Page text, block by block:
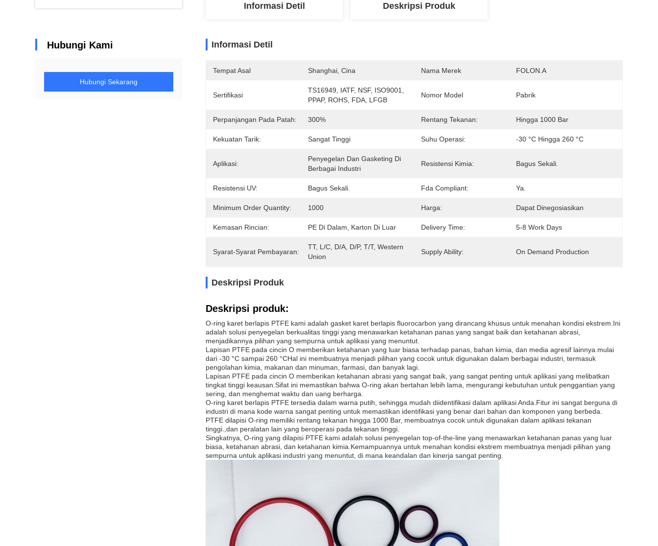
Hubungi Kami
Hubungi Sekarang
Informasi Detil Deskripsi Produk
Informasi Detil
Tempat Asal Shanghai, Cina Nama Merek FOLON.A
Sertifikasi
TS16949, IATF, NSF, ISO9001,
PPAP, ROHS, FDA, LFGB
Nomor Model Pabrik
Perpanjangan Pada Patah: 300% Rentang Tekanan: Hingga 1000 Bar
Kekuatan Tarik: Sangat Tinggi Suhu Operasi: -30 °C Hingga 260 °C
Aplikasi:
Penyegelan Dan Gasketing Di
Berbagai Industri
Resistensi Kimia: Bagus Sekali.
Resistensi UV: Bagus Sekali. Fda Compliant: Ya.
Minimum Order Quantity: 1000 Harga: Dapat Dinegosiasikan
Kemasan Rincian: PE Di Dalam, Karton Di Luar Delivery Time: 5-8 Work Days
Syarat-Syarat Pembayaran:
TT, L/C, D/A, D/P, T/T, Western
Union
Supply Ability: On Demand Production
Deskripsi Produk
Deskripsi produk:
O-ring karet berlapis PTFE kami adalah gasket karet berlapis fluorocarbon yang dirancang khusus untuk menahan kondisi ekstrem.Ini
adalah solusi penyegelan berkualitas tinggi yang menawarkan ketahanan panas yang sangat baik dan ketahanan abrasi,
menjadikannya pilihan yang sempurna untuk aplikasi yang menuntut.
Lapisan PTFE pada cincin O memberikan ketahanan yang luar biasa terhadap panas, bahan kimia, dan media agresif lainnya.mulai
dari -30 °C sampai 260 °CHal ini membuatnya menjadi pilihan yang cocok untuk digunakan dalam berbagai industri, termasuk
pengolahan kimia, makanan dan minuman, farmasi, dan banyak lagi.
Lapisan PTFE pada cincin O memberikan ketahanan abrasi yang sangat baik, yang sangat penting untuk aplikasi yang melibatkan
tingkat tinggi keausan.Sifat ini memastikan bahwa O-ring akan bertahan lebih lama, mengurangi kebutuhan untuk penggantian yang
sering, dan menghemat waktu dan uang berharga.
O-ring karet berlapis PTFE tersedia dalam warna putih, sehingga mudah diidentifikasi dalam aplikasi Anda.Fitur ini sangat berguna di
industri di mana kode warna sangat penting untuk memastikan identifikasi yang benar dari bahan dan komponen yang berbeda.
PTFE dilapisi O-ring memiliki rentang tekanan hingga 1000 Bar, membuatnya cocok untuk digunakan dalam aplikasi tekanan
tinggi.,dan peralatan lain yang beroperasi pada tekanan tinggi.
Singkatnya, O-ring yang dilapisi PTFE kami adalah solusi penyegelan top-of-the-line yang menawarkan ketahanan panas yang luar
biasa, ketahanan abrasi, dan ketahanan kimia.Kemampuannya untuk menahan kondisi ekstrem membuatnya menjadi pilihan yang
sempurna untuk aplikasi industri yang menuntut, di mana keandalan dan kinerja sangat penting.